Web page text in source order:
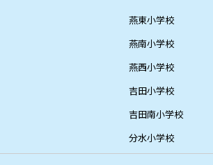
燕東小学校
燕南小学校
燕西小学校
吉田小学校
吉田南小学校
分水小学校